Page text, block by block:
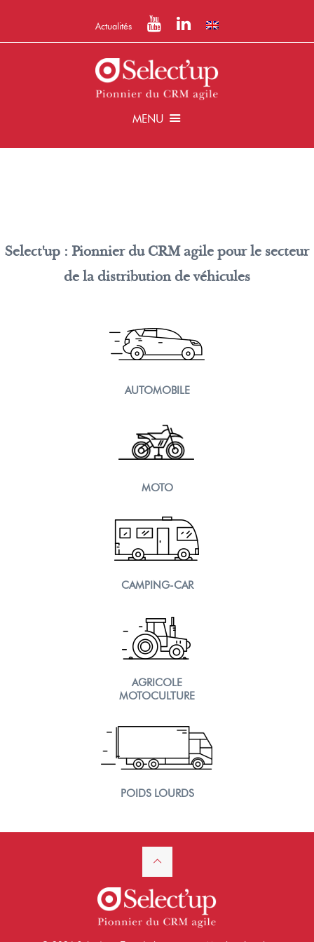
Actualités
MENU
Select'up : Pionnier du CRM agile pour le secteur
de la distribution de véhicules
AUTOMOBILE
MOTO
CAMPING-CAR
AGRICOLE
MOTOCULTURE
POIDS LOURDS